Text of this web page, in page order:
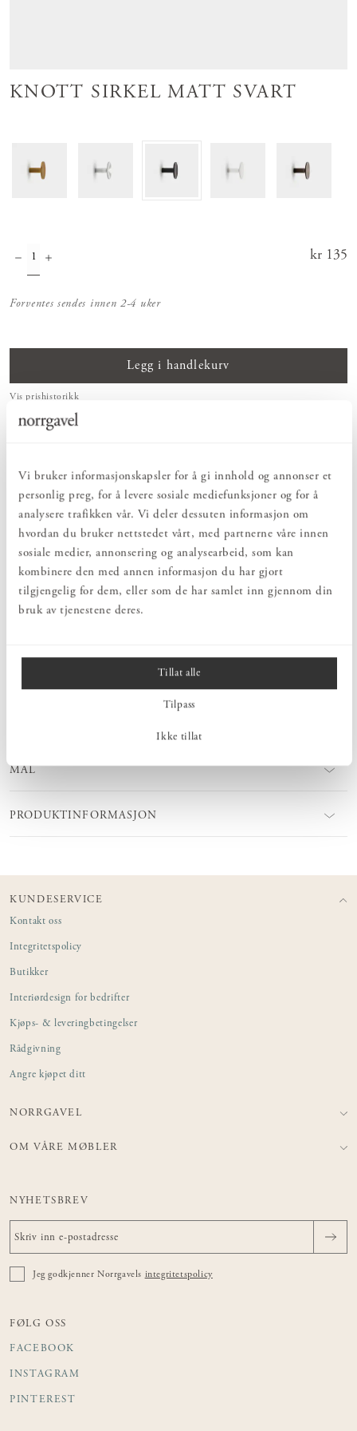
Vi bruker informasjonskapsler for å gi innhold og annonser et
personlig preg, for å levere sosiale mediefunksjoner og for å
analysere trafikken vår. Vi deler dessuten informasjon om
hvordan du bruker nettstedet vårt, med partnerne våre innen
sosiale medier, annonsering og analysearbeid, som kan
kombinere den med annen informasjon du har gjort
tilgjengelig for dem, eller som de har samlet inn gjennom din
bruk av tjenestene deres.
Tillat alle
Tilpass
Ikke tillat
KNOTT SIRKEL MATT SVART
Pris:
kr 135
Forventes sendes innen 2-4 uker
Legg i handlekurv
Vis prishistorikk
enkel og vakker.
NATURLIG & BÆREKRAFTIG
Bruks- og innredningsdetaljer som konsekvent er laget av bærekraftige
naturmaterialer.
EN HARMONISK HELHET
Innredningsdetaljer som kompletterer møblene og skaper en harmonisk
helhetsopplevelse.
PRODUKTBESKRIVELSE
overflate som gir knoppen et dempet og rolig uttrykk. Knoppen
føles solid og grepvennlig, og eldes med verdighet over tid. En
harmonisk detalj som passer like godt på skap som på andre møbler
MÅL
PRODUKTINFORMASJON
KUNDESERVICE
Kontakt oss
Integritetspolicy
Butikker
Interiørdesign for bedrifter
Kjøps- & leveringbetingelser
Rådgivning
Angre kjøpet ditt
NORRGAVEL
OM VÅRE MØBLER
NYHETSBREV
Jeg godkjenner Norrgavels integritetspolicy
FØLG OSS
FACEBOOK
INSTAGRAM
PINTEREST